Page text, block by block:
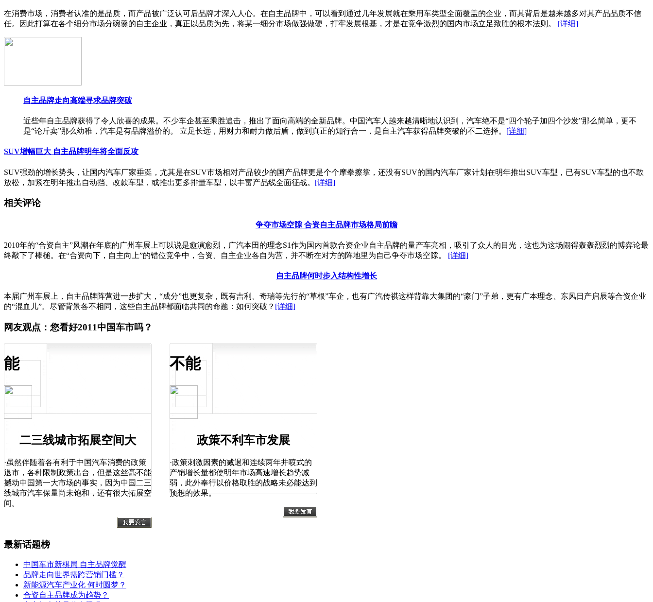
在消费市场，消费者认准的是品质，而产品被广泛认可后品牌才深入人心。在自主品牌中，可以看到通过几年发展就在乘用车类型全面覆盖的企业，而其背后是越来越多对其产品品质不信
任。因此打算在各个细分市场分碗羹的自主企业，真正以品质为先，将某一细分市场做强做硬，打牢发展根基，才是在竞争激烈的国内市场立足致胜的根本法则。 [详细]
自主品牌走向高端寻求品牌突破
近些年自主品牌获得了令人欣喜的成果。不少车企甚至乘胜追击，推出了面向高端的全新品牌。中国汽车人越来越清晰地认识到，汽车绝不是“四个轮子加四个沙发”那么简单，更不
是“论斤卖”那么幼稚，汽车是有品牌溢价的。 立足长远，用财力和耐力做后盾，做到真正的知行合一，是自主汽车获得品牌突破的不二选择。 [详细]
SUV增幅巨大 自主品牌明年将全面反攻
SUV强劲的增长势头，让国内汽车厂家垂涎，尤其是在SUV市场相对产品较少的国产品牌更是个个摩拳擦掌，还没有SUV的国内汽车厂家计划在明年推出SUV车型，已有SUV车型的也不敢
放松，加紧在明年推出自动挡、改款车型，或推出更多排量车型，以丰富产品线全面征战。 [详细]
相关评论
争夺市场空隙 合资自主品牌市场格局前瞻
2010年的“合资自主”风潮在年底的广州车展上可以说是愈演愈烈，广汽本田的理念S1作为国内首款合资企业自主品牌的量产车亮相，吸引了众人的目光，这也为这场闹得轰轰烈烈的博弈论最
终敲下了棒槌。在“合资向下，自主向上”的错位竞争中，合资、自主企业各自为营，并不断在对方的阵地里为自己争夺市场空隙。 [详细]
自主品牌何时步入结构性增长
本届广州车展上，自主品牌阵营进一步扩大，“成分”也更复杂，既有吉利、奇瑞等先行的“草根”车企，也有广汽传祺这样背靠大集团的“豪门”子弟，更有广本理念、东风日产启辰等合资企业
的“混血儿”。尽管背景各不相同，这些自主品牌都面临共同的命题：如何突破？ [详细]
网友观点：您看好2011中国车市吗？
能
二三线城市拓展空间大
·虽然伴随着各有利于中国汽车消费的政策
退市，各种限制政策出台，但是这丝毫不能
撼动中国第一大市场的事实，因为中国二三
线城市汽车保量尚未饱和，还有很大拓展空
间。
不能
政策不利车市发展
·政策刺激因素的减退和连续两年井喷式的
产销增长量都使明年市场高速增长趋势减
弱，此外奉行以价格取胜的战略未必能达到
预想的效果。
最新话题榜
中国车市新棋局 自主品牌觉醒
品牌走向世界需跨营销门槛？
新能源汽车产业化 何时圆梦？
合资自主品牌成为趋势？